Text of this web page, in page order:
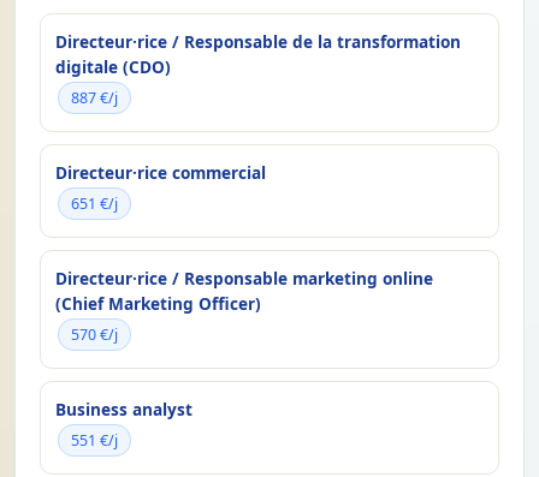
Directeur·rice / Responsable de la transformation
digitale (CDO)
887 €/j
Directeur·rice commercial
651 €/j
Directeur·rice / Responsable marketing online
(Chief Marketing Officer)
570 €/j
Business analyst
551 €/j